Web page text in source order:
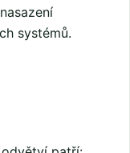
systémů.